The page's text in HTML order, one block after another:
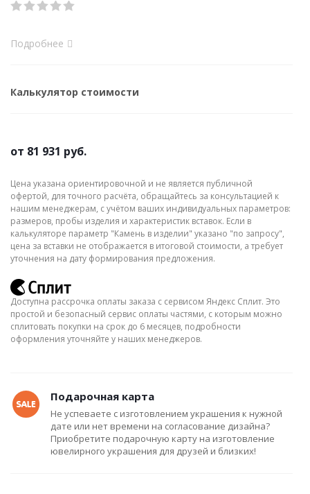
Подробнее
Калькулятор стоимости
от 81 931 руб.
Цена указана ориентировочной и не является публичной
офертой, для точного расчёта, обращайтесь за консультацией к
нашим менеджерам, с учётом ваших индивидуальных параметров:
размеров, пробы изделия и характеристик вставок. Если в
калькуляторе параметр "Камень в изделии" указано "по запросу",
цена за вставки не отображается в итоговой стоимости, а требует
уточнения на дату формирования предложения.
Доступна рассрочка оплаты заказа с сервисом Яндекс Сплит. Это
простой и безопасный сервис оплаты частями, с которым можно
сплитовать покупки на срок до 6 месяцев, подробности
оформления уточняйте у наших менеджеров.
Подарочная карта
Не успеваете с изготовлением украшения к нужной
дате или нет времени на согласование дизайна?
Приобретите подарочную карту на изготовление
ювелирного украшения для друзей и близких!